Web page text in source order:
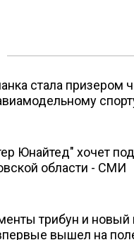
стала призером
Юнайтед" хочет
области - СМИ
трибун и новый
вышел на